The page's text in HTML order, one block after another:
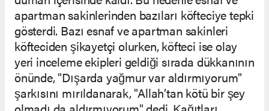
apartman sakinlerinden bazıları köfteciye tepki
gösterdi. Bazı esnaf ve apartman sakinleri
köfteciden şikayetçi olurken, köfteci ise olay
yeri inceleme ekipleri geldiği sırada dükkanının
önünde, "Dışarda yağmur var aldırmıyorum"
şarkısını mırıldanarak, "Allah’tan kötü bir şey